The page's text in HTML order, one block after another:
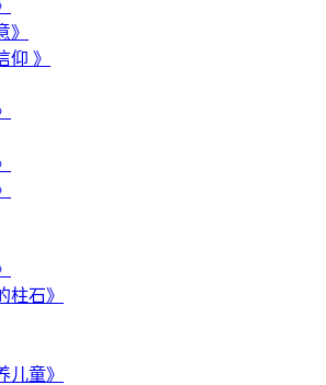
》
仰 》
柱石》
儿童》